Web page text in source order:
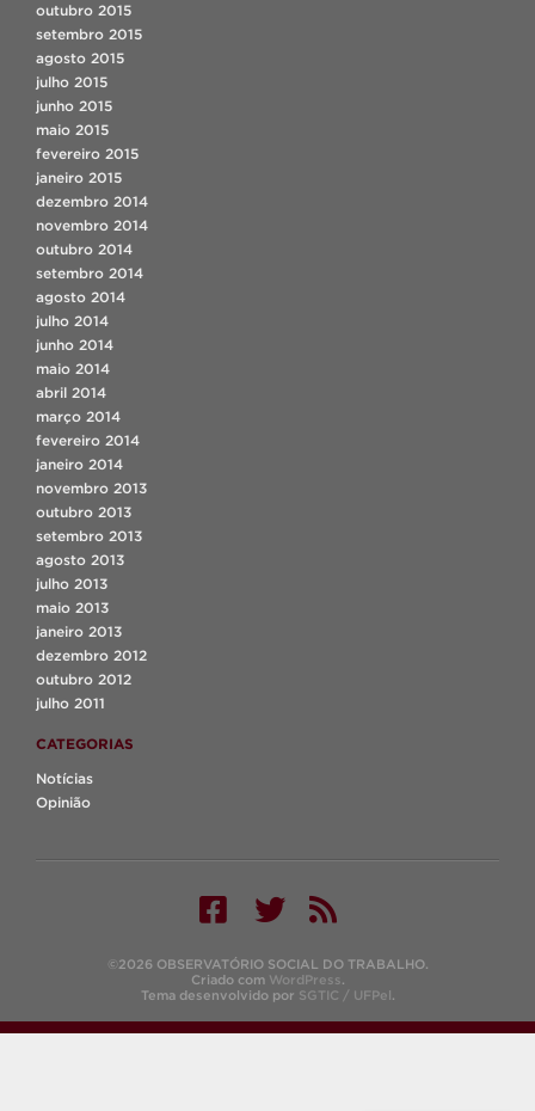
outubro 2015
setembro 2015
agosto 2015
julho 2015
junho 2015
maio 2015
fevereiro 2015
janeiro 2015
dezembro 2014
novembro 2014
outubro 2014
setembro 2014
agosto 2014
julho 2014
junho 2014
maio 2014
abril 2014
março 2014
fevereiro 2014
janeiro 2014
novembro 2013
outubro 2013
setembro 2013
agosto 2013
julho 2013
maio 2013
janeiro 2013
dezembro 2012
outubro 2012
julho 2011
CATEGORIAS
Notícias
Opinião
©2026 OBSERVATÓRIO SOCIAL DO TRABALHO.
Criado com WordPress.
Tema desenvolvido por SGTIC / UFPel.